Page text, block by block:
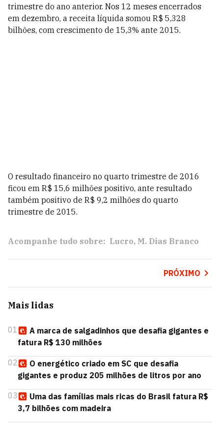
trimestre do ano anterior. Nos 12 meses encerrados
em dezembro, a receita líquida somou R$ 5,328
bilhões, com crescimento de 15,3% ante 2015.
O resultado financeiro no quarto trimestre de 2016
ficou em R$ 15,6 milhões positivo, ante resultado
também positivo de R$ 9,2 milhões do quarto
trimestre de 2015.
Acompanhe tudo sobre: Lucro M. Dias Branco
PRÓXIMO
Mais lidas
01
A marca de salgadinhos que desafia gigantes e
fatura R$ 130 milhões
02
O energético criado em SC que desafia
gigantes e produz 205 milhões de litros por ano
03
Uma das famílias mais ricas do Brasil fatura R$
3,7 bilhões com madeira